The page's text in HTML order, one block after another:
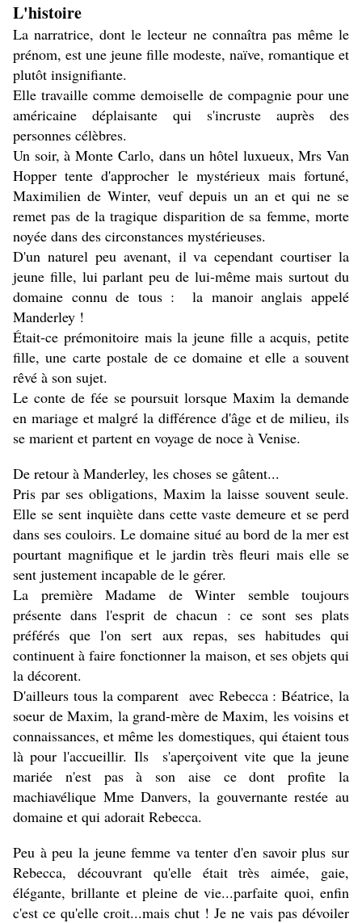
L'histoire
La narratrice, dont le lecteur ne connaîtra pas même le
prénom, est une jeune fille modeste, naïve, romantique et
plutôt insignifiante.
Elle travaille comme demoiselle de compagnie pour une
américaine déplaisante qui s'incruste auprès des
personnes célèbres.
Un soir, à Monte Carlo, dans un hôtel luxueux, Mrs Van
Hopper tente d'approcher le mystérieux mais fortuné,
Maximilien de Winter, veuf depuis un an et qui ne se
remet pas de la tragique disparition de sa femme, morte
noyée dans des circonstances mystérieuses.
D'un naturel peu avenant, il va cependant courtiser la
jeune fille, lui parlant peu de lui-même mais surtout du
domaine connu de tous : la manoir anglais appelé
Manderley !
Était-ce prémonitoire mais la jeune fille a acquis, petite
fille, une carte postale de ce domaine et elle a souvent
rêvé à son sujet.
Le conte de fée se poursuit lorsque Maxim la demande
en mariage et malgré la différence d'âge et de milieu, ils
se marient et partent en voyage de noce à Venise.
De retour à Manderley, les choses se gâtent...
Pris par ses obligations, Maxim la laisse souvent seule.
Elle se sent inquiète dans cette vaste demeure et se perd
dans ses couloirs. Le domaine situé au bord de la mer est
pourtant magnifique et le jardin très fleuri mais elle se
sent justement incapable de le gérer.
La première Madame de Winter semble toujours
présente dans l'esprit de chacun : ce sont ses plats
préférés que l'on sert aux repas, ses habitudes qui
continuent à faire fonctionner la maison, et ses objets qui
la décorent.
D'ailleurs tous la comparent avec Rebecca : Béatrice, la
soeur de Maxim, la grand-mère de Maxim, les voisins et
connaissances, et même les domestiques, qui étaient tous
là pour l'accueillir. Ils s'aperçoivent vite que la jeune
mariée n'est pas à son aise ce dont profite la
machiavélique Mme Danvers, la gouvernante restée au
domaine et qui adorait Rebecca.
Peu à peu la jeune femme va tenter d'en savoir plus sur
Rebecca, découvrant qu'elle était très aimée, gaie,
élégante, brillante et pleine de vie...parfaite quoi, enfin
c'est ce qu'elle croit...mais chut ! Je ne vais pas dévoiler